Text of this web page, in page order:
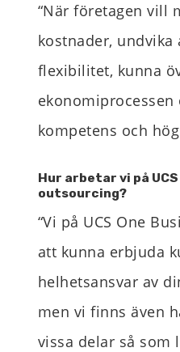
“När företagen vill
kostnader, undvika
flexibilitet, kunna
ekonomiprocessen
kompetens och
Hur arbetar vi på
outsourcing?
“Vi på UCS One
att kunna erbjuda
helhetsansvar av
men vi finns även
vissa delar så som